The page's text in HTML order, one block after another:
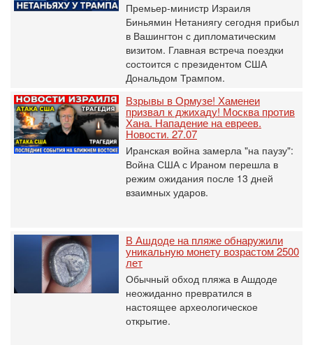
Премьер-министр Израиля
Биньямин Нетаниягу сегодня прибыл
в Вашингтон с дипломатическим
визитом. Главная встреча поездки
состоится с президентом США
Дональдом Трампом.
Взрывы в Ормузе! Хаменеи
призвал к джихаду! Москва против
Хана. Нападение на евреев.
Новости. 27.07
Иранская война замерла "на паузу":
Война США с Ираном перешла в
режим ожидания после 13 дней
взаимных ударов.
В Ашдоде на пляже обнаружили
уникальную монету возрастом 2500
лет
Обычный обход пляжа в Ашдоде
неожиданно превратился в
настоящее археологическое
открытие.